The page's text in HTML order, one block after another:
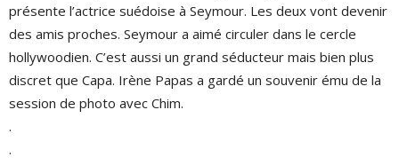
présente l’actrice suédoise à Seymour. Les deux vont devenir
des amis proches. Seymour a aimé circuler dans le cercle
hollywoodien. C’est aussi un grand séducteur mais bien plus
discret que Capa. Irène Papas a gardé un souvenir ému de la
session de photo avec Chim.
.
.